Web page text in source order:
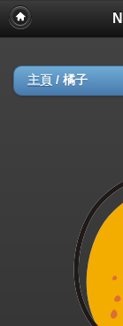
主頁 / 橘子